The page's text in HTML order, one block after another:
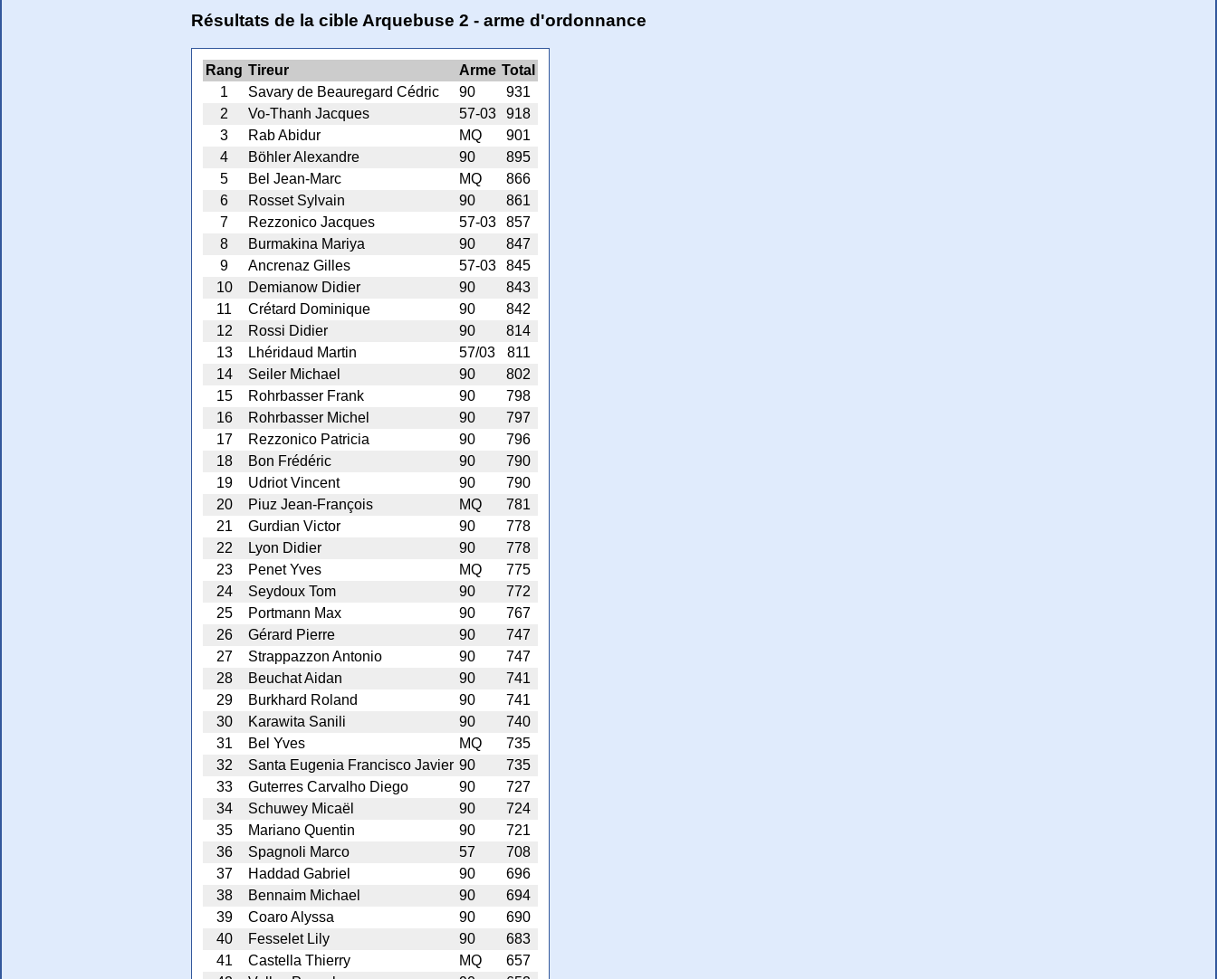
Résultats de la cible Arquebuse 2 - arme d'ordonnance
Rang Tireur Arme Total
1
Savary de Beauregard Cédric 90
931
2
Vo-Thanh Jacques 57-03
918
3
Rab Abidur MQ
901
4
Böhler Alexandre 90
895
5
Bel Jean-Marc MQ
866
6
Rosset Sylvain 90
861
7
Rezzonico Jacques 57-03
857
8
Burmakina Mariya 90
847
9
Ancrenaz Gilles 57-03
845
10
Demianow Didier 90
843
11
Crétard Dominique 90
842
12
Rossi Didier 90
814
13
Lhéridaud Martin 57/03
811
14
Seiler Michael 90
802
15
Rohrbasser Frank 90
798
16
Rohrbasser Michel 90
797
17
Rezzonico Patricia 90
796
18
Bon Frédéric 90
790
19
Udriot Vincent 90
790
20
Piuz Jean-François MQ
781
21
Gurdian Victor 90
778
22
Lyon Didier 90
778
23
Penet Yves MQ
775
24
Seydoux Tom 90
772
25
Portmann Max 90
767
26
Gérard Pierre 90
747
27
Strappazzon Antonio 90
747
28
Beuchat Aidan 90
741
29
Burkhard Roland 90
741
30
Karawita Sanili 90
740
31
Bel Yves MQ
735
32
Santa Eugenia Francisco Javier 90
735
33
Guterres Carvalho Diego 90
727
34
Schuwey Micaël 90
724
35
Mariano Quentin 90
721
36
Spagnoli Marco 57
708
37
Haddad Gabriel 90
696
38
Bennaim Michael 90
694
39
Coaro Alyssa 90
690
40
Fesselet Lily 90
683
41
Castella Thierry MQ
657